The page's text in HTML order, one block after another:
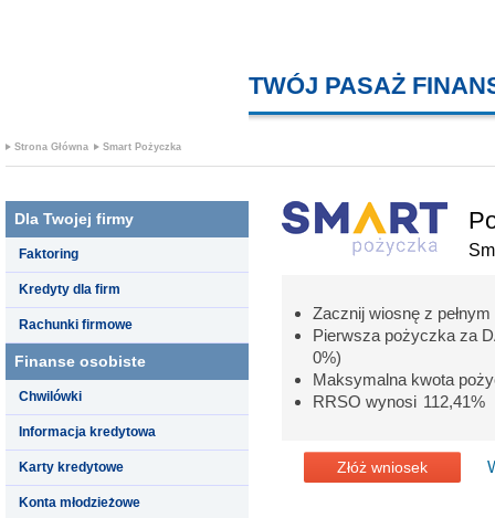
TWÓJ PASAŻ
Strona Główna Smart Pożyczka
Dla Twojej firmy
Faktoring
Kredyty dla firm
Rachunki firmowe
Finanse osobiste
Chwilówki
Informacja kredytowa
Karty kredytowe
Konta młodzieżowe
Zacznij wiosnę z
Pierwsza pożyczka za
0%)
Maksymalna kwota
RRSO wynosi 112,41%
Złóż wniosek